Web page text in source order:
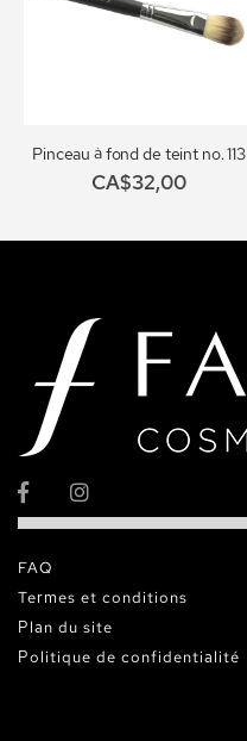
Pinceau à fond de teint no. 113
CA$32,00
FAQ
Termes et conditions
Plan du site
Politique de confidentialité